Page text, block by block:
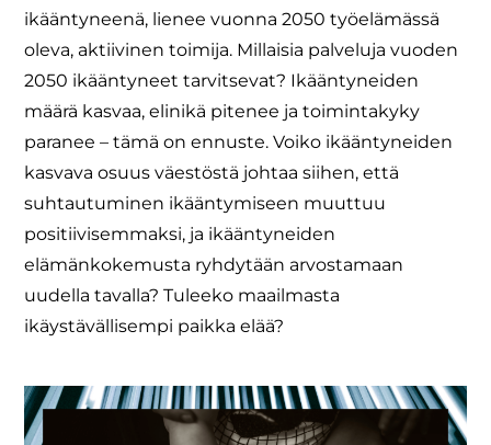
ikääntyneenä, lienee vuonna 2050 työelämässä
oleva, aktiivinen toimija. Millaisia palveluja vuoden
2050 ikääntyneet tarvitsevat? Ikääntyneiden
määrä kasvaa, elinikä pitenee ja toimintakyky
paranee – tämä on ennuste. Voiko ikääntyneiden
kasvava osuus väestöstä johtaa siihen, että
suhtautuminen ikääntymiseen muuttuu
positiivisemmaksi, ja ikääntyneiden
elämänkokemusta ryhdytään arvostamaan
uudella tavalla? Tuleeko maailmasta
ikäystävällisempi paikka elää?